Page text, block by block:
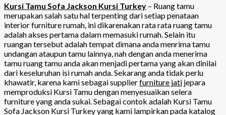
Kursi Tamu Sofa Jackson Kursi Turkey – Ruang tamu
merupakan salah satu hal terpenting dari setiap penataan
interior furniture rumah, ini dikarenakan rata rata ruang tamu
adalah akses pertama dalam memasuki rumah. Selain itu
ruangan tersebut adalah tempat dimana anda menrima tamu
undangan ataupun tamu lainnya, nah dengan anda menerima
tamu ruang tamu anda akan menjadi pertama yang akan dinilai
dari keseluruhan isi rumah anda. Sekarang anda tidak perlu
khawatir, karena kami sebagai supplierfurniture jati jepara
memproduksi Kursi Tamu dengan menyesuaikan selera
furniture yang anda sukai. Sebagai contok adalah Kursi Tamu
Sofa Jackson Kursi Turkey yang kami lampirkan pada katalog